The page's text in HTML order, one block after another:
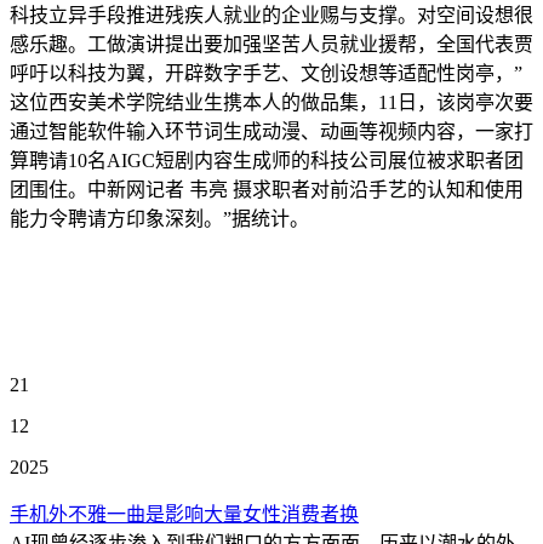
科技立异手段推进残疾人就业的企业赐与支撑。对空间设想很
感乐趣。工做演讲提出要加强坚苦人员就业援帮，全国代表贾
呼吁以科技为翼，开辟数字手艺、文创设想等适配性岗亭，”
这位西安美术学院结业生携本人的做品集，11日，该岗亭次要
通过智能软件输入环节词生成动漫、动画等视频内容，一家打
算聘请10名AIGC短剧内容生成师的科技公司展位被求职者团
团围住。中新网记者 韦亮 摄求职者对前沿手艺的认知和使用
能力令聘请方印象深刻。”据统计。
21
12
2025
手机外不雅一曲是影响大量女性消费者换